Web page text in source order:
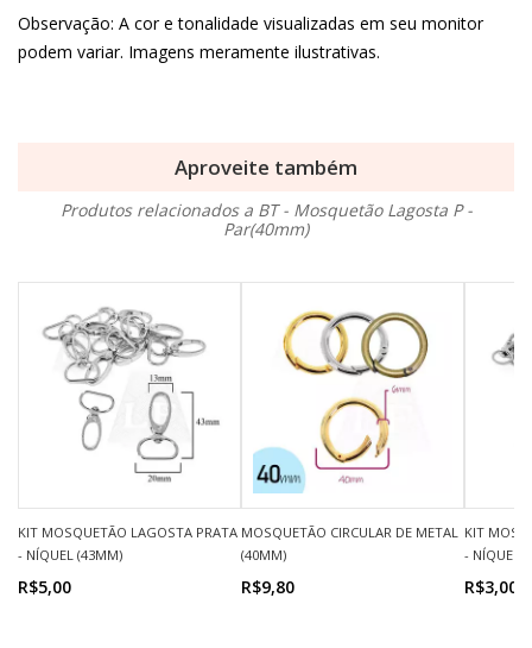
Observação: A cor e tonalidade visualizadas em seu monitor
podem variar. Imagens meramente ilustrativas.
Aproveite também
Produtos relacionados a BT - Mosquetão Lagosta P -
Par(40mm)
KIT MOSQUETÃO LAGOSTA PRATA
- NÍQUEL (43MM)
R$5,00
MOSQUETÃO CIRCULAR DE METAL
(40MM)
R$9,80
KIT
- NÍQUEL
R$3,00